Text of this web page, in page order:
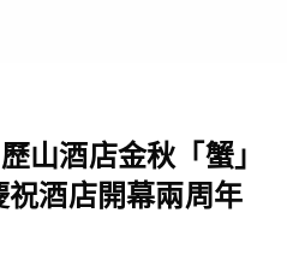
山酒店金秋「蟹」
酒店開幕兩周年